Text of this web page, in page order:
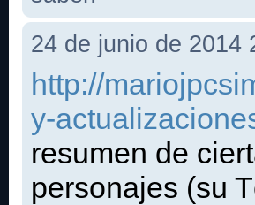
24 de junio de 2014
http://
y-
resumen de
personajes (su